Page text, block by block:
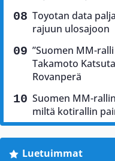
Toyotan data
rajuun ulosajoon
”Suomen MM-
Takamoto
Rovanperä
Suomen MM-
miltä kotirallin
Luetuimmat